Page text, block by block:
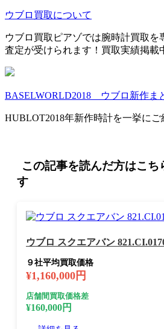
ウブロ買取について
ウブロ買取ピアゾでは腕時計買取を
査定が受けられます！買取実績掲載
BASELWORLD2018 ウブロ新作ま
HUBLOT2018年新作時計を一挙にご
この記事を読んだ方はこち
す
ウブロ スクエアバン
９社平均買取価格
¥1,160,000円
店舗間買取価格差
¥160,000円